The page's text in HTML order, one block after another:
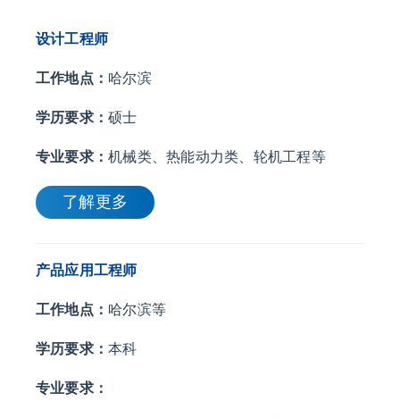
设计工程师
工作地点： 哈尔滨
学历要求：硕士
专业要求：机械类、热能动力类、轮机工程等
了解更多
产品应用工程师
工作地点： 哈尔滨等
学历要求：本科
专业要求：